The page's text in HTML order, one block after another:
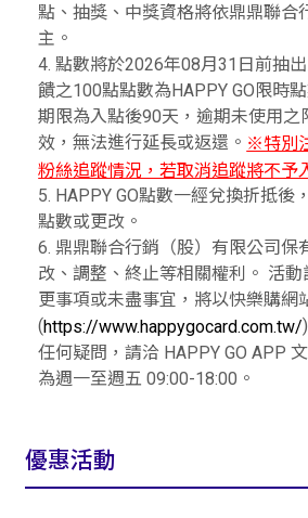
點、抽獎、中獎資格將依鼎鼎聯合
主。
4. 點數將於2026年08月31日前抽
饋之100點點數為HAPPY GO限時
期限為入點後90天，逾期未使用之
效，無法進行延長或返還。 ※特別
粉絲追蹤情況，若取消追蹤將不予
5. HAPPY GO點數一經兌換折抵後
點數或更改。
6. 鼎鼎聯合行銷（股）有限公司保
改、調整、終止等相關權利。 活
更事項或未盡事宜，將以快樂購網
(https://www.happygocard.com.tw/
任何疑問，請洽 HAPPY GO APP
為週一至週五 09:00-18:00。
優惠活動